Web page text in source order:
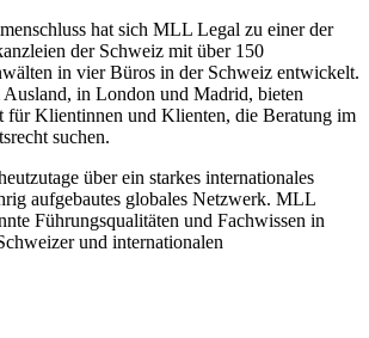
hat sich MLL Legal zu einer der
der Schweiz mit über 150
in vier Büros in der Schweiz entwickelt.
in London und Madrid, bieten
für Klientinnen und Klienten, die Beratung im
suchen.
über ein starkes internationales
aufgebautes globales Netzwerk. MLL
Führungsqualitäten und Fachwissen in
und internationalen